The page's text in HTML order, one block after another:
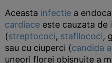
Aceasta infectie a
cardiace este cauzata de
(streptococi, stafilococi,
sau cu ciuperci (candida
uneori florei obisnuite a